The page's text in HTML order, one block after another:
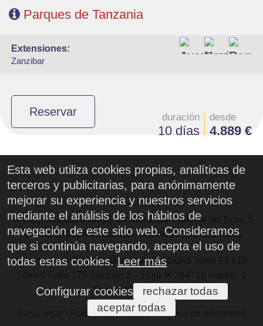
Parques de Tanzania
extensiones:
Zanzibar
Reservar duración
10 días
desde
4.889 €
VIAJES MUNDINOVIOS CICMA 1730 Calle de las Eras, 5
-1° piso 28411 Moralzarzal - Madrid Tlf.: 91 521 06 81
Inscrita en el Registro Mercantil de Madrid Tomo 21,618
Fecha 31/08/2005
Aviso legal Política de cookies-Política de privacidad
Esta web utiliza cookies propias, analíticas de
terceros y publicitarias, para anónimamente
mejorar su experiencia y nuestros servicios
mediante el análisis de los hábitos de
navegación de este sitio web. Consideramos
que si continúa navegando, acepta el uso de
todas estas cookies. Leer más
Configurar cookies
rechazar todas
aceptar todas